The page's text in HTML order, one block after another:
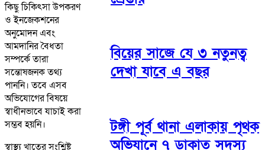
কিছু চিকিৎসা উপকরণ
ও ইনজেকশনের
অনুমোদন এবং
আমদানির বৈধতা
সম্পর্কে তারা
সন্তোষজনক তথ্য
পাননি। তবে এসব
অভিযোগের বিষয়ে
স্বাধীনভাবে যাচাই করা
সম্ভব হয়নি।
স্বাস্থ্য খাতের সংশ্লিষ্ট
বিয়ের সাজে যে ৩ নতুনত্ব
দেখা যাবে এ বছর
টঙ্গী পূর্ব থানা এলাকায় পৃথক
অভিযানে ৭ ডাকাত সদস্য